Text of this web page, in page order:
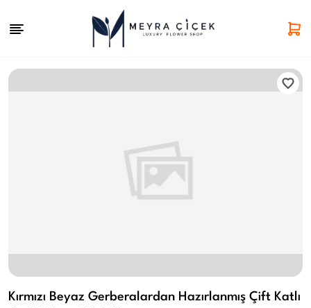
Kırmızı Beyaz Gerberalardan Hazırlanmış Çift Katlı